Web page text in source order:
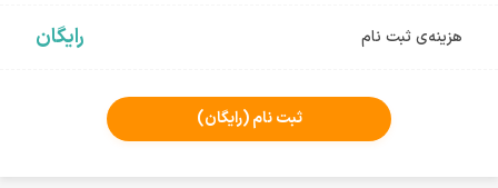
هزینه‌ی ثبت نام رایگان
ثبت نام(رایگان)